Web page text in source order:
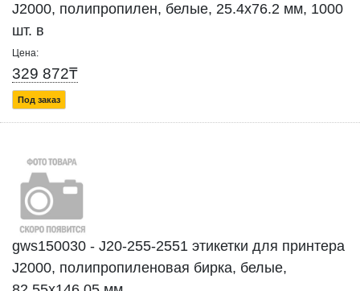
J2000, полипропилен, белые, 25.4х76.2 мм, 1000
шт. в
Цена:
329 872₸
Под заказ
gws150030 - J20-255-2551 этикетки для принтера
J2000, полипропиленовая бирка, белые,